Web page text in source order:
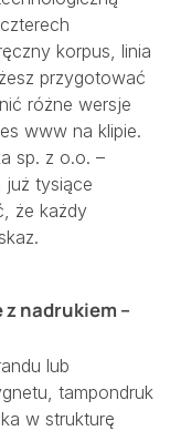
korpus, linia
przygotować
różne wersje
www na klipie.
sp. z o.o. –
już tysiące
że każdy
nadrukiem –
lub
tampondruk
w strukturę